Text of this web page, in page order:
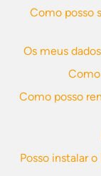
Como posso
Os meus
Como posso
Posso instalar